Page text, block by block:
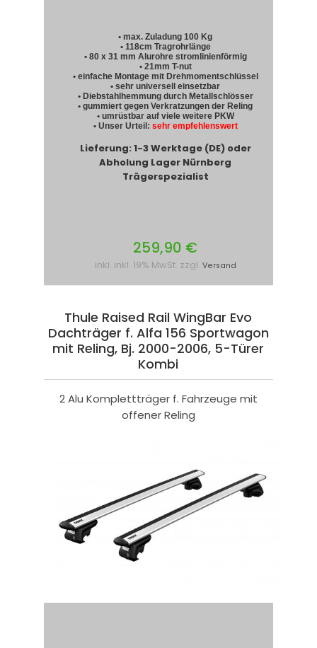
• max. Zuladung 100 Kg
• 118cm Tragrohrlänge
• 80 x 31 mm Alurohre stromlinienförmig
• 21mm T-nut
• einfache Montage mit Drehmomentschlüssel
• sehr universell einsetzbar
• Diebstahlhemmung durch Metallschlösser
• gummiert gegen Verkratzungen der Reling
• umrüstbar auf viele weitere PKW
• Unser Urteil: sehr empfehlenswert
Lieferung: 1-3 Werktage (DE) oder
Abholung Lager Nürnberg
Trägerspezialist
259,90 €
inkl. inkl. 19% MwSt. zzgl. Versand
Thule Raised Rail WingBar Evo
Dachträger f. Alfa 156 Sportwagon
mit Reling, Bj. 2000-2006, 5-Türer
Kombi
2 Alu Komplettträger f. Fahrzeuge mit
offener Reling